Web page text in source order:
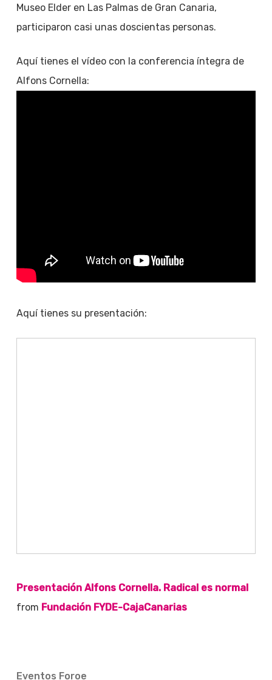
Museo Elder en Las Palmas de Gran Canaria,
participaron casi unas doscientas personas.
Aquí tienes el vídeo con la conferencia íntegra de
Alfons Cornella:
Aquí tienes su presentación:
Presentación Alfons Cornella. Radical es normal
from Fundación FYDE-CajaCanarias
Eventos Foroe